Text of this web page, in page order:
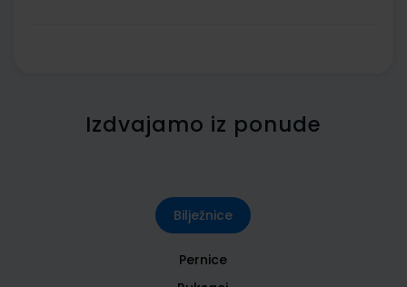
Izdvajamo iz ponude
Bilježnice
Pernice